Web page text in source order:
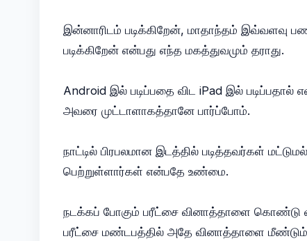
இன்னாரிடம் படிக்கிறேன், மாதாந்தம் இவ்வளவு
படிக்கிறேன் என்பது எந்த மகத்துவமும் தராது.
Android இல் படிப்பதை விட iPad இல்
அவரை முட்டாளாகத்தானே பார்ப்போம்.
நாட்டில் பிரபலமான இடத்தில் படித்தவர்கள்
பெற்றுள்ளார்கள் என்பதே உண்மை.
நடக்கப் போகும் பரீட்சை வினாத்தாளை கொண்டு
பரீட்சை மண்டபத்தில் அதே வினாத்தாளை மீண்டும்